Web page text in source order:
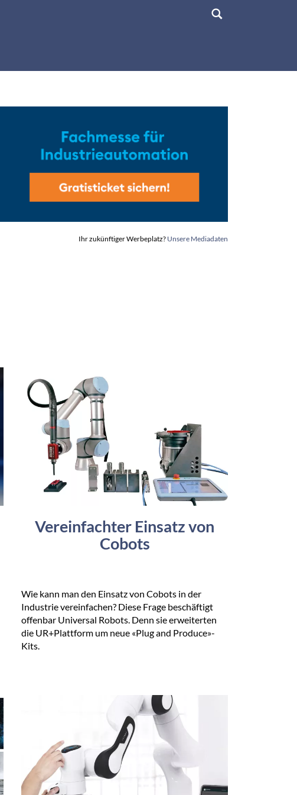
Ihr zukünftiger Werbeplatz? Unsere Mediadaten
Vereinfachter Einsatz von
Cobots
Wie kann man den Einsatz von Cobots in der
Industrie vereinfachen? Diese Frage beschäftigt
offenbar Universal Robots. Denn sie erweiterten
die UR+Plattform um neue «Plug and Produce»-
Kits.